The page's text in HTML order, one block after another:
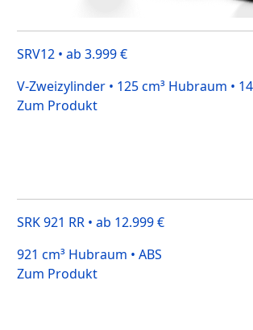
SRV12 • ab 3.999 €
V-Zweizylinder • 125 cm³ Hubraum •
Zum Produkt
SRK 921 RR • ab 12.999 €
921 cm³ Hubraum • ABS
Zum Produkt